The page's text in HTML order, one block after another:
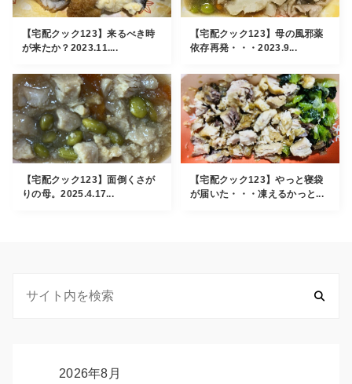
【宅配クック123】来るべき時
が来たか？2023.11....
【宅配クック123】母の風邪薬
依存再発・・・2023.9...
【宅配クック123】面倒くさが
りの母。2025.4.17...
【宅配クック123】やっと寝袋
が届いた・・・凍えるかっと...
2026年8月